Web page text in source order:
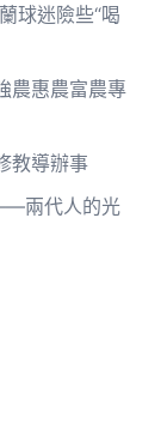
球迷險些“喝
農惠農富農專
教導辦事
兩代人的光